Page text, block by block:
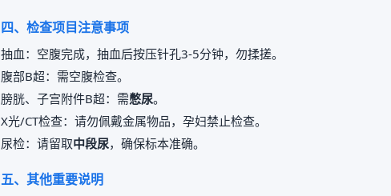
四、检查项目注意事项
抽血：空腹完成，抽血后按压针孔3-5分钟，勿揉搓。
腹部B超：需空腹检查。
膀胱、子宫附件B超：需憋尿。
X光/CT检查：请勿佩戴金属物品，孕妇禁止检查。
尿检：请留取中段尿，确保标本准确。
五、其他重要说明